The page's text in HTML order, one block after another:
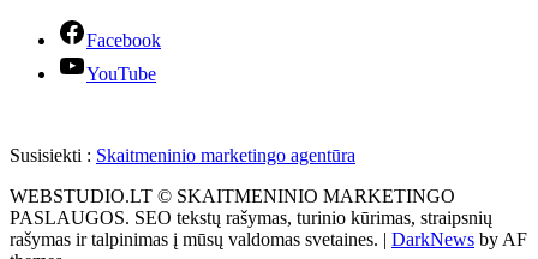
Facebook
YouTube
Susisiekti : Skaitmeninio marketingo agentūra
WEBSTUDIO.LT © SKAITMENINIO MARKETINGO
PASLAUGOS. SEO tekstų rašymas, turinio kūrimas, straipsnių
rašymas ir talpinimas į mūsų valdomas svetaines. | DarkNews by AF